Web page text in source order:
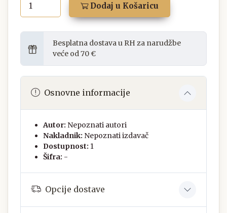
Dodaj u Košaricu
Besplatna dostava u RH za narudžbe
veće od 70 €
Osnovne informacije
Autor: Nepoznati autori
Nakladnik: Nepoznati izdavač
Dostupnost: 1
Šifra: -
Opcije dostave